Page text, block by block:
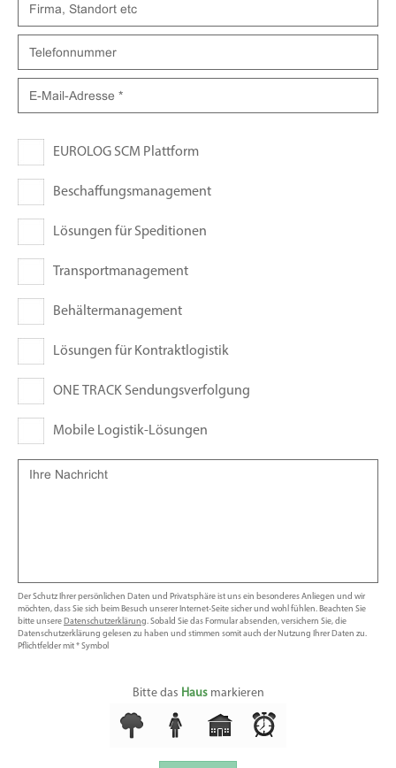
EUROLOG SCM Plattform
Beschaffungsmanagement
Lösungen für Speditionen
Transportmanagement
Behältermanagement
Lösungen für Kontraktlogistik
ONE TRACK Sendungsverfolgung
Mobile Logistik-Lösungen
Der Schutz Ihrer persönlichen Daten und Privatsphäre ist uns ein besonderes Anliegen und wir
möchten, dass Sie sich beim Besuch unserer Internet-Seite sicher und wohl fühlen. Beachten Sie
bitte unsere Datenschutzerklärung. Sobald Sie das Formular absenden, versichern Sie, die
Datenschutzerklärung gelesen zu haben und stimmen somit auch der Nutzung Ihrer Daten zu.
Pflichtfelder mit * Symbol
Bitte das Hausmarkieren